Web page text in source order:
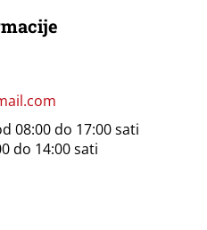
08:00 do 17:00 sati
do 14:00 sati